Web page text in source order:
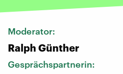
Moderator:
Ralph Günther
Gesprächspartnerin: